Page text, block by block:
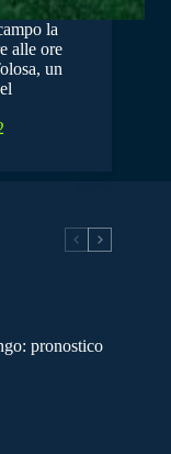
la
alle ore
un
pronostico